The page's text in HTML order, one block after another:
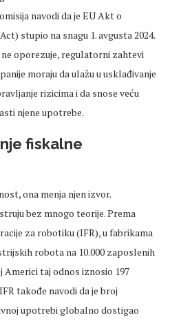
navodi da je EU Akt o
stupio na snagu 1. avgusta 2024.
oporezuje, regulatorni zahtevi
moraju da ulažu u usklađivanje
rizicima i da snose veću
njene upotrebe.
fiskalne
ona menja njen izvor.
bez mnogo teorije. Prema
za robotiku (IFR), u fabrikama
robota na 10.000 zaposlenih
Americi taj odnos iznosio 197
takođe navodi da je broj
upotrebi globalno dostigao